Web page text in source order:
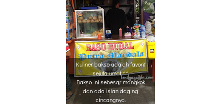
Kuliner bakso adalah favorit
sejuta umat ^^
Bakso ini sebesar mangkok
dan ada isian daging
cincangnya.